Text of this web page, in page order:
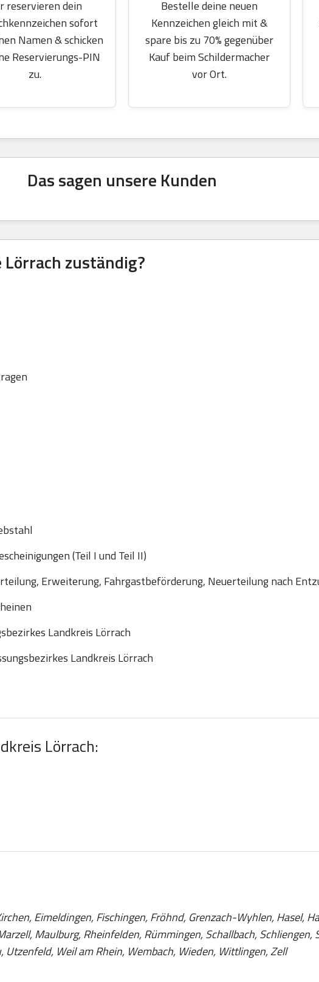
reservieren dein
sofort
Namen & schicken
Reservierungs-PIN
zu.
Bestelle deine neuen
Kennzeichen gleich mit &
spare bis zu 70% gegenüber
Kauf beim Schildermacher
vor Ort.
Das sagen unsere Kunden
zuständig?
(Teil I und Teil II)
Erweiterung, Fahrgastbeförderung, Neuerteilung nach
Landkreis Lörrach
Landkreis Lörrach
Lörrach:
Eimeldingen, Fischingen, Fröhnd, Grenzach-Wyhlen, Hasel,
Maulburg, Rheinfelden, Rümmingen, Schallbach,
Utzenfeld, Weil am Rhein, Wembach, Wieden, Wittlingen, Zell